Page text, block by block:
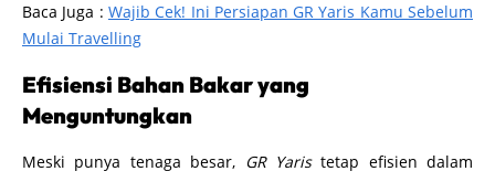
Baca Juga : Wajib Cek! Ini Persiapan GR Yaris Kamu Sebelum
Mulai Travelling
Efisiensi Bahan Bakar yang
Menguntungkan
Meski punya tenaga besar, GR Yaristetap efisien dalam